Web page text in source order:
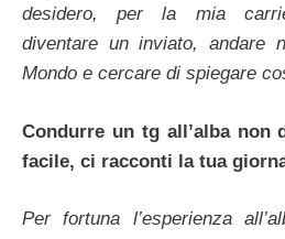
desidero, per la mia
diventare un inviato, andare
Mondo e cercare di spiegare
Condurre un tg all’alba non
facile, ci racconti la tua
Per fortuna l’esperienza